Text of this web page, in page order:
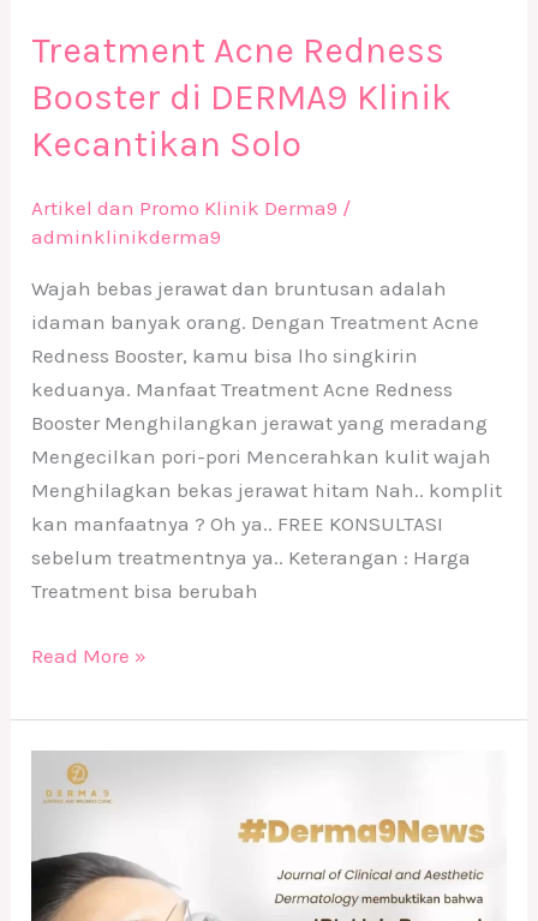
Treatment Acne Redness
Booster di DERMA9 Klinik
Kecantikan Solo
Artikel dan Promo Klinik Derma9 /
adminklinikderma9
Wajah bebas jerawat dan bruntusan adalah
idaman banyak orang. Dengan Treatment Acne
Redness Booster, kamu bisa lho singkirin
keduanya. Manfaat Treatment Acne Redness
Booster Menghilangkan jerawat yang meradang
Mengecilkan pori-pori Mencerahkan kulit wajah
Menghilagkan bekas jerawat hitam Nah.. komplit
kan manfaatnya ? Oh ya.. FREE KONSULTASI
sebelum treatmentnya ya.. Keterangan : Harga
Treatment bisa berubah
Read More »
Treatment
IPL
Removal
di